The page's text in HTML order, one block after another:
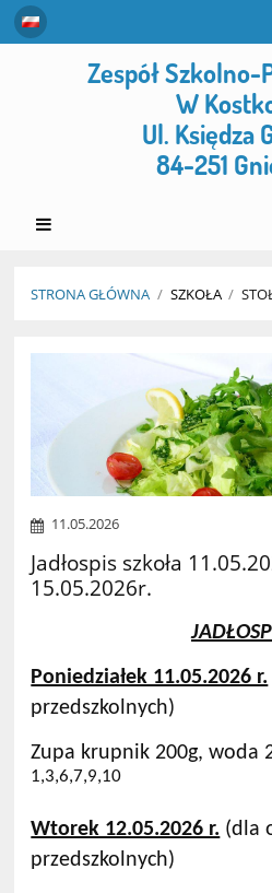
Zespół
W
Ul. Księdza
84-251
STRONA GŁÓWNA / SZKOŁA /
Stołówka
11.05.2026
Jadłospis szkoła
15.05.2026r.
Poniedziałek 11.05.2026 r.
przedszkolnych)
Zupa krupnik 200g, woda
1,3,6,7,9,10
Wtorek 12.05.2026 r. (dla
przedszkolnych)